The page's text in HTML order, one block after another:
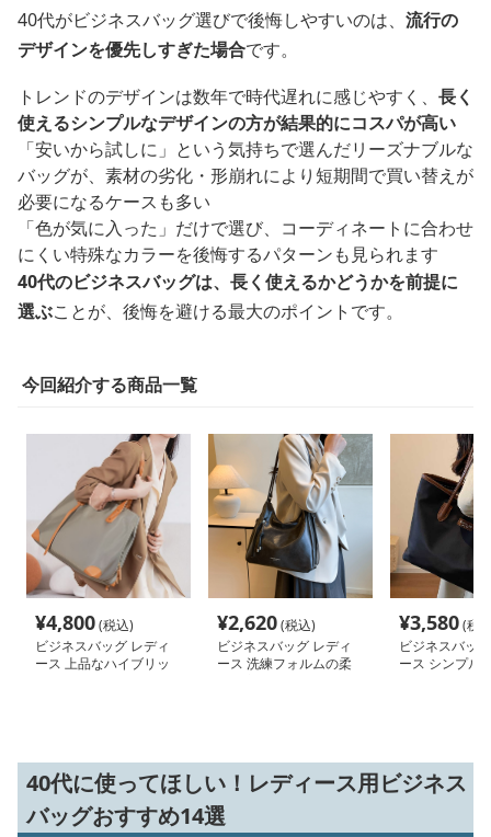
40代がビジネスバッグ選びで後悔しやすいのは、 流行の
デザインを優先しすぎた場合です。
トレンドのデザインは数年で時代遅れに感じやすく、 長く
使えるシンプルなデザインの方が結果的にコスパが高い
「安いから試しに」という気持ちで選んだリーズナブルな
バッグが、素材の劣化・形崩れにより短期間で買い替えが
必要になるケースも多い
「色が気に入った」だけで選び、コーディネートに合わせ
にくい特殊なカラーを後悔するパターンも見られます
40代のビジネスバッグは、長く使えるかどうかを前提に
選ぶことが、後悔を避ける最大のポイントです。
今回紹介する商品一覧
¥4,800(税込)
ビジネスバッグ レディ
ース 上品なハイブリッ
¥2,620(税込)
ビジネスバッグ レディ
ース 洗練フォルムの柔
¥3,580(税
ビジネスバッ
ース シンプル
40代に使ってほしい！レディース用ビジネス
バッグおすすめ14選